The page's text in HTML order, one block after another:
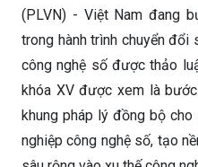
(PLVN) - Việt Nam đang
trong hành trình chuyển đổi
công nghệ số được thảo
khóa XV được xem là
khung pháp lý đồng bộ
nghiệp công nghệ số, tạo